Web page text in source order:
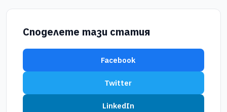
Споделете тази статия
Facebook
Twitter
LinkedIn